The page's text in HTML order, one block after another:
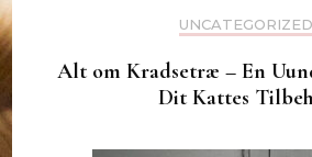
UNCATEGORIZED
Alt om Kradsetræ – En
Dit Kattes